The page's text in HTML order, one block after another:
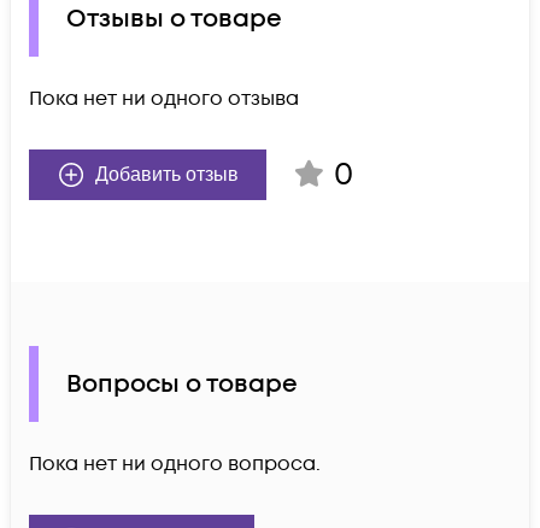
Отзывы о товаре
Пока нет ни одного отзыва
Добавить отзыв 0
Вопросы о товаре
Пока нет ни одного вопроса.